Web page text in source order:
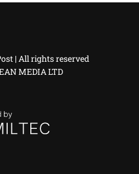
| All rights reserved
MEDIA LTD